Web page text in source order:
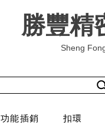
勝豐精
Sheng
功能插銷 扣環